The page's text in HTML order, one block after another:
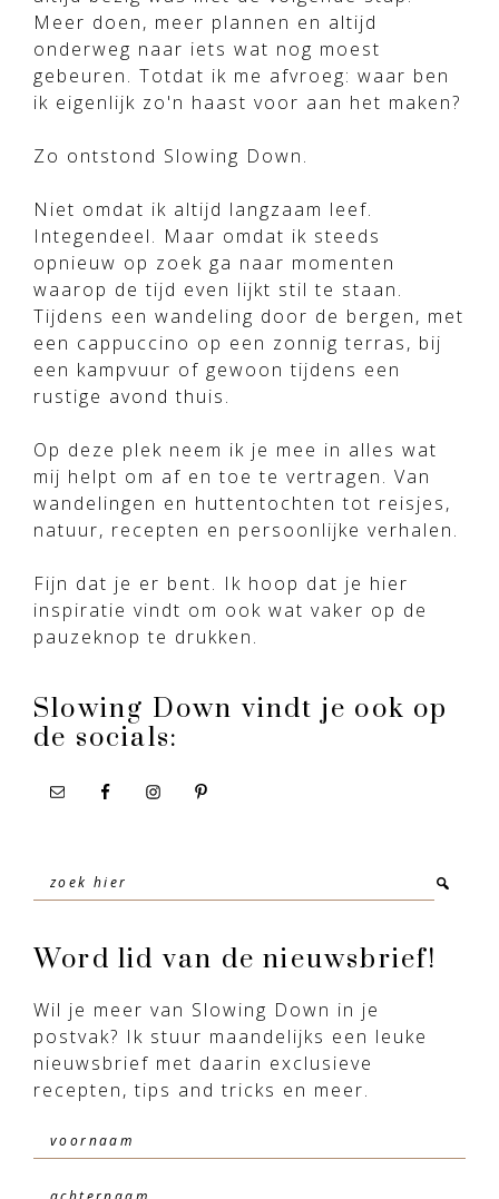
Meer doen, meer plannen en altijd
onderweg naar iets wat nog moest
gebeuren. Totdat ik me afvroeg: waar ben
ik eigenlijk zo'n haast voor aan het maken?
Zo ontstond Slowing Down.
Niet omdat ik altijd langzaam leef.
Integendeel. Maar omdat ik steeds
opnieuw op zoek ga naar momenten
waarop de tijd even lijkt stil te staan.
Tijdens een wandeling door de bergen, met
een cappuccino op een zonnig terras, bij
een kampvuur of gewoon tijdens een
rustige avond thuis.
Op deze plek neem ik je mee in alles wat
mij helpt om af en toe te vertragen. Van
wandelingen en huttentochten tot reisjes,
natuur, recepten en persoonlijke verhalen.
Fijn dat je er bent. Ik hoop dat je hier
inspiratie vindt om ook wat vaker op de
pauzeknop te drukken.
Slowing Down vindt je ook op
de socials:
Zoek
hier
Word lid van de nieuwsbrief!
Wil je meer van Slowing Down in je
postvak? Ik stuur maandelijks een leuke
nieuwsbrief met daarin exclusieve
recepten, tips and tricks en meer.